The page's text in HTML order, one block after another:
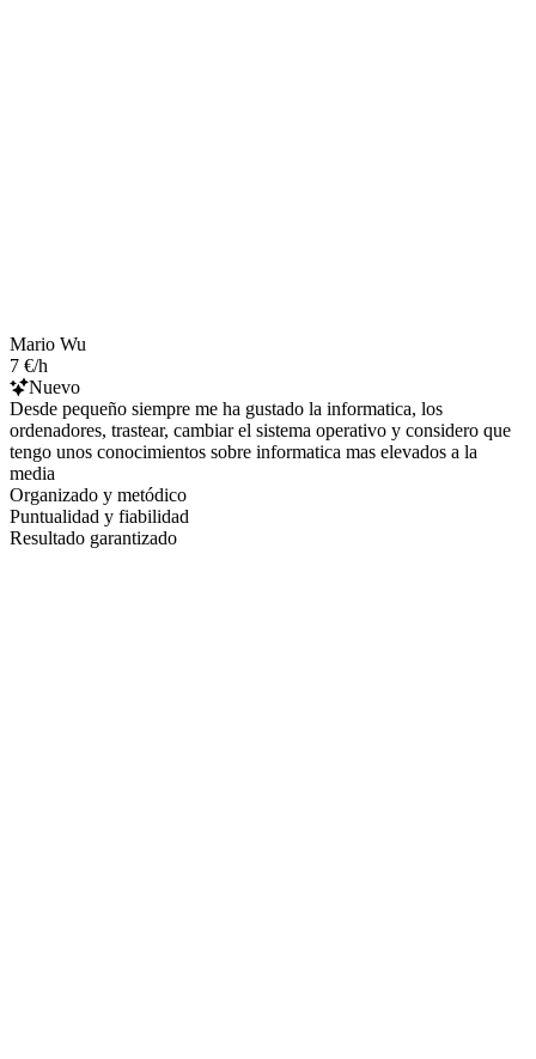
Mario Wu
7 €/h
Nuevo
Desde pequeño siempre me ha gustado la informatica, los
ordenadores, trastear, cambiar el sistema operativo y considero que
tengo unos conocimientos sobre informatica mas elevados a la
media
Organizado y metódico
Puntualidad y fiabilidad
Resultado garantizado